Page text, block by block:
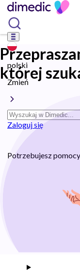
polski
Zmień
Zaloguj się
Potrzebujesz
której